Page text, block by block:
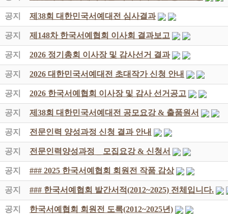
공지 제38회 대한민국서예대전 심사결과
공지 제148차 한국서예협회 이사회 결과보고
공지 2026 정기총회 이사장 및 감사선거 결과
공지 2026 대한민국서예대전 초대작가 신청 안내
공지 2026 한국서예협회 이사장 및 감사 선거공고
공지 제38회 대한민국서예대전 공모요강 & 출품원서
공지 전문인력 양성과정 신청 결과 안내
공지 전문인력양성과정 _ 모집요강 & 신청서
공지 ### 2025 한국서예협회 회원전 작품 감상
공지 ### 한국서예협회 발간서적(2012~2025) 전체입니다.
공지 한국서예협회 회원전 도록(2012~2025년)